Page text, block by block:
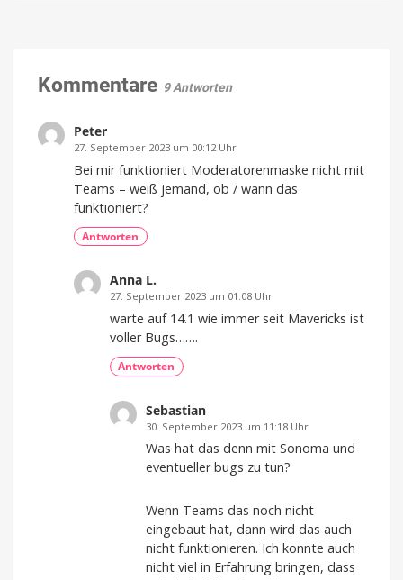
Kommentare 9 Antworten
Peter
27. September 2023 um 00:12 Uhr
Bei mir funktioniert Moderatorenmaske nicht mit
Teams – weiß jemand, ob / wann das
funktioniert?
Antworten
Anna L.
27. September 2023 um 01:08 Uhr
warte auf 14.1 wie immer seit Mavericks ist
voller Bugs…….
Antworten
Sebastian
30. September 2023 um 11:18 Uhr
Was hat das denn mit Sonoma und
eventueller bugs zu tun?
Wenn Teams das noch nicht
eingebaut hat, dann wird das auch
nicht funktionieren. Ich konnte auch
nicht viel in Erfahrung bringen, dass